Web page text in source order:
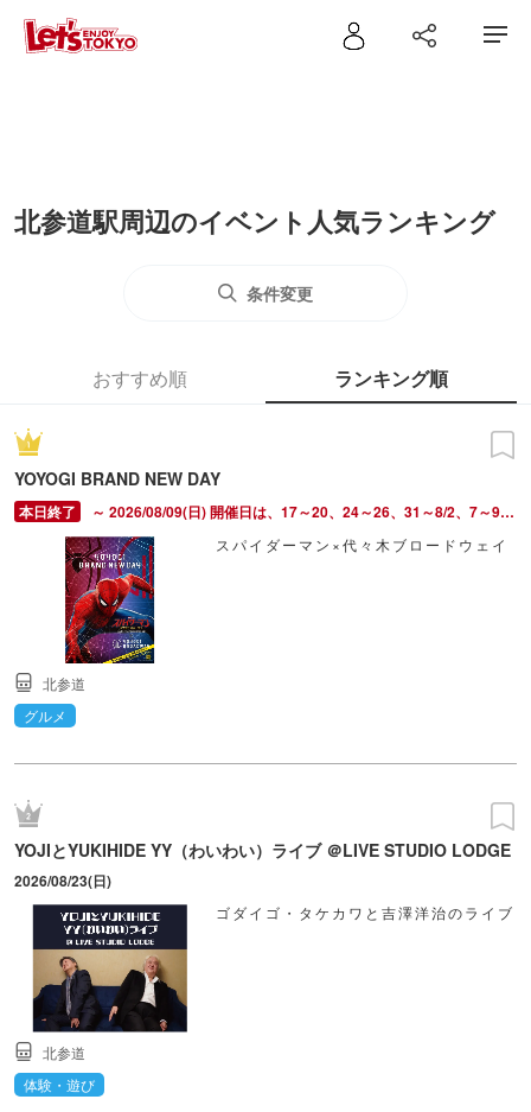
北参道駅周辺のイベント人気ランキング
条件変更
おすすめ順 ランキング順
YOYOGI BRAND NEW DAY
～ 2026/08/09(日) 開催日は、17～20、24～26、31～8/2、7～9。開催時間は、金曜15:00～22:00、土曜13:00～22:00、日曜13:00～20:00。
スパイダーマン×代々木ブロードウェイ
北参道
グルメ
YOJIとYUKIHIDE YY（わいわい）ライブ ＠LIVE STUDIO LODGE
2026/08/23(日)
ゴダイゴ・タケカワと吉澤洋治のライブ
北参道
体験・遊び